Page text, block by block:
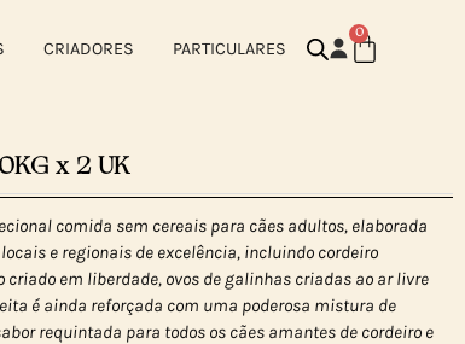
CRIADORES PARTICULARES
0
x 2 UK
comida sem cereais para cães adultos, elaborada
e regionais de excelência, incluindo cordeiro
em liberdade, ovos de galinhas criadas ao ar livre
é ainda reforçada com uma poderosa mistura de
requintada para todos os cães amantes de cordeiro e